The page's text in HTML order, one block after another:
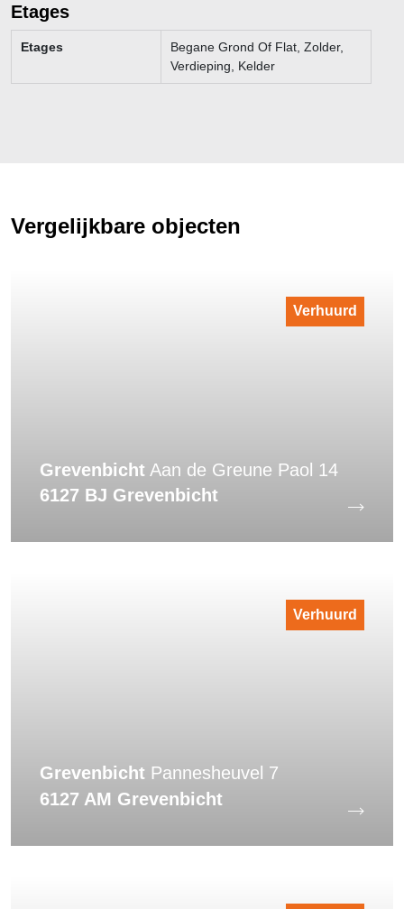
Etages
Etages
Begane Grond Of Flat, Zolder,
Verdieping, Kelder
Vergelijkbare objecten
Grevenbicht Aan de Greune Paol 14
6127 BJ Grevenbicht
Verhuurd
Grevenbicht Pannesheuvel 7
6127 AM Grevenbicht
Verhuurd